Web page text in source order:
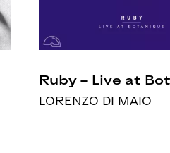
Ruby – Live at
LORENZO DI MAIO